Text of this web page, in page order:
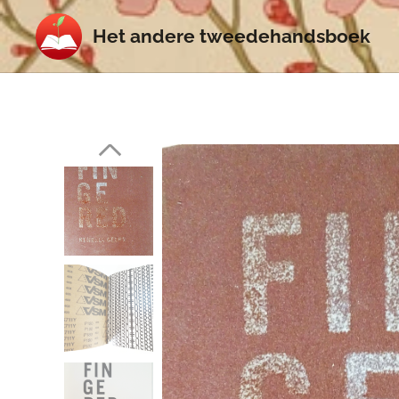
Het andere tweedehandsboek